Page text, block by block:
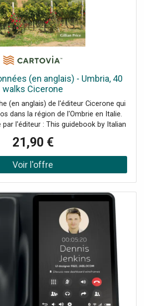
pour intégrer facilement
via OCPP Smart Charging (via
Modbus TCP Compteur électrique
MID, garantissant une facturation
pour une expérience utilisateur...
(en anglais) - Umbria, 40
walks Cicerone
(en anglais) de l'éditeur Cicerone qui
dans la région de l'Ombrie en Italie.
l'éditeur : This guidebook by Italian
taking in the towns of Assisi,
Norcia. The walks range from 2.5km
the majority of the routes are circular,
also includes lots of practical
gear and maps to take
food, wildlife and culture, as well as
and transport information
glossary. Set between Rome and
is dotted with UNESCO World
landscape, like that of neighbouring
of rolling hills and deep woodlands,
of other well-known holiday regions in
flower meadows, wander down river
onto rugged hills and Apennine
21,90 €